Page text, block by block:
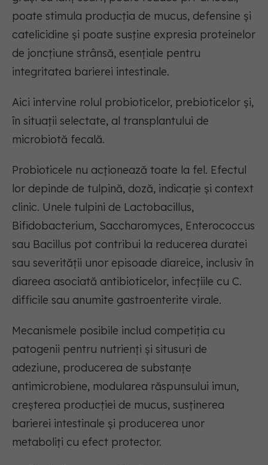
poate stimula producția de mucus, defensine și
catelicidine și poate susține expresia proteinelor
de joncțiune strânsă, esențiale pentru
integritatea barierei intestinale.
Aici intervine rolul probioticelor, prebioticelor și,
în situații selectate, al transplantului de
microbiotă fecală.
Probioticele nu acționează toate la fel. Efectul
lor depinde de tulpină, doză, indicație și context
clinic. Unele tulpini de Lactobacillus,
Bifidobacterium, Saccharomyces, Enterococcus
sau Bacillus pot contribui la reducerea duratei
sau severității unor episoade diareice, inclusiv în
diareea asociată antibioticelor, infecțiile cu C.
difficile sau anumite gastroenterite virale.
Mecanismele posibile includ competiția cu
patogenii pentru nutrienți și situsuri de
adeziune, producerea de substanțe
antimicrobiene, modularea răspunsului imun,
creșterea producției de mucus, susținerea
barierei intestinale și producerea unor
metaboliți cu efect protector.